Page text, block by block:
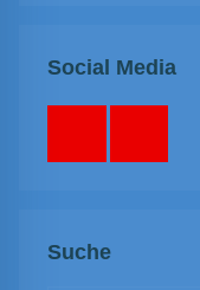
Social Media
Suche